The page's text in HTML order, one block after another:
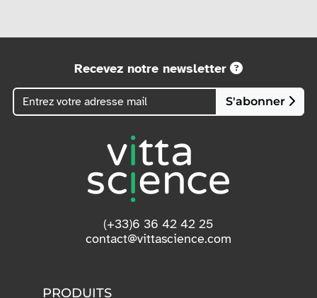
Recevez notre newsletter
S'abonner
(+33)6 36 42 42 25
contact@vittascience.com
PRODUITS